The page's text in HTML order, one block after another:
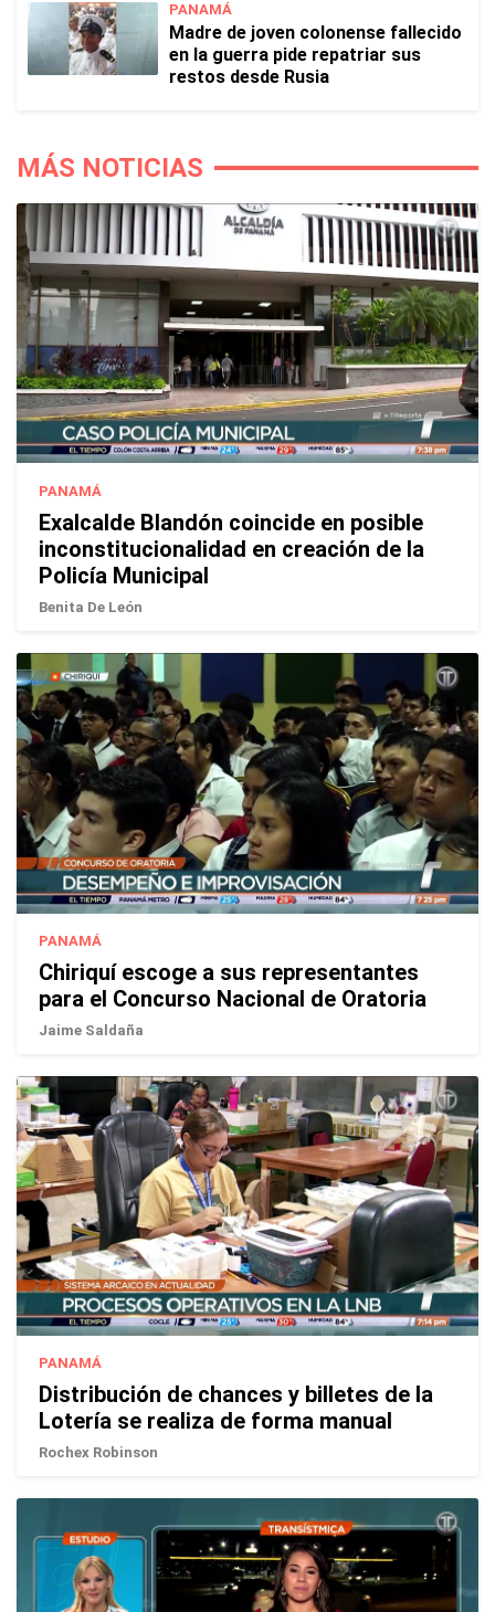
PANAMÁ
Madre de joven colonense fallecido
en la guerra pide repatriar sus
restos desde Rusia
MÁS NOTICIAS
PANAMÁ
Exalcalde Blandón coincide en posible
inconstitucionalidad en creación de la
Policía Municipal
Benita De León
PANAMÁ
Chiriquí escoge a sus representantes
para el Concurso Nacional de Oratoria
Jaime Saldaña
PANAMÁ
Distribución de chances y billetes de la
Lotería se realiza de forma manual
Rochex Robinson